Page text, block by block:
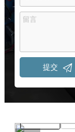
提交 